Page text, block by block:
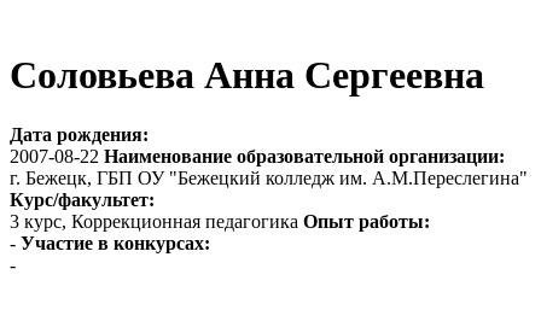
Соловьева Анна Сергеевна
Дата рождения:
2007-08-22 Наименование образовательной организации:
г. Бежецк, ГБП ОУ "Бежецкий колледж им. А.М.Переслегина"
Курс/факультет:
3 курс, Коррекционная педагогика Опыт работы:
- Участие в конкурсах:
-